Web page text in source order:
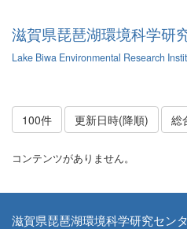
滋賀県琵琶湖環境科学研
Lake Biwa Environmental Research
100件 更新日時(降順) 総
コンテンツがありません。
滋賀県琵琶湖環境科学研究セン